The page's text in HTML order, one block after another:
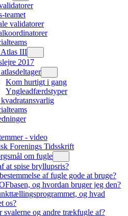
teamet
validatorer
III
2017
Kom hurtigt i gang
Yngleadfærdstyper
- video
Forenings Tidsskrift
om fugle
at spise bryllupsris?
af fugle gode at bruge?
og hvordan bruger jeg den?
og hvad
os?
svalerne og andre trækfugle af?